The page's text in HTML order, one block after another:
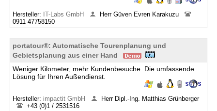
Hersteller: IT-Labs GmbH
Herr Güven Evren Karakuzu
0911 47758150
portatour®: Automatische Tourenplanung und
Gebietsplanung aus einer Hand
Weniger Kilometer, mehr Kundenbesuche. Die umfassende
Lösung für Ihren Außendienst.
Hersteller: impactit GmbH
Herr Dipl.-Ing. Matthias Grünberger
+43 (0)1 / 2531516